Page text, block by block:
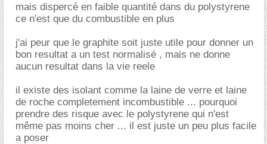
mais dispercé en faible quantité dans du polystyrene
ce n'est que du combustible en plus
j'ai peur que le graphite soit juste utile pour donner un
bon resultat a un test normalisé , mais ne donne
aucun resultat dans la vie reele
il existe des isolant comme la laine de verre et laine
de roche completement incombustible ... pourquoi
prendre des risque avec le polystyrene qui n'est
même pas moins cher ... il est juste un peu plus facile
a poser